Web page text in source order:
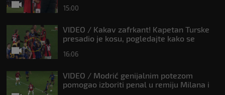
15:00
VIDEO / Kakav zafrkant! Kapetan Turske
presadio je kosu, pogledajte kako se
16:06
VIDEO / Modrić genijalnim potezom
pomogao izboriti penal u remiju Milana i